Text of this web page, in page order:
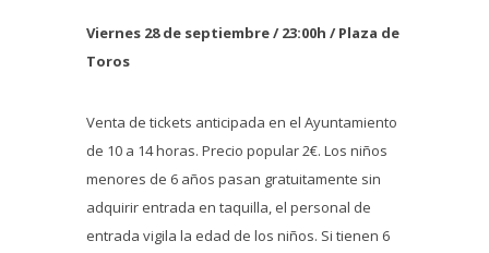
Viernes 28 de septiembre / 23:00h / Plaza de
Toros
Venta de tickets anticipada en el Ayuntamiento
de 10 a 14 horas. Precio popular 2€. Los niños
menores de 6 años pasan gratuitamente sin
adquirir entrada en taquilla, el personal de
entrada vigila la edad de los niños. Si tienen 6